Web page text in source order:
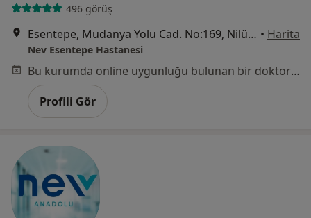
496 görüş
Esentepe, Mudanya Yolu Cad. No:169, Nilüfer • Harita
Nev Esentepe Hastanesi
Bu kurumda online uygunluğu bulunan bir doktor veya uzman bulunamadı
Profili Gör